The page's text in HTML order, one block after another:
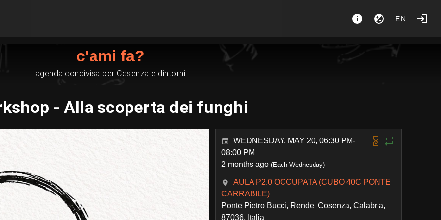
EN
c'ami fa?
agenda condivisa per Cosenza e dintorni
- Alla scoperta dei funghi
WEDNESDAY, MAY 20, 06:30 PM-
08:00 PM
2 months ago (Each Wednesday)
AULA P2.0 OCCUPATA (CUBO 40C PONTE
CARRABILE)
Ponte Pietro Bucci, Rende, Cosenza, Calabria,
87036, Italia